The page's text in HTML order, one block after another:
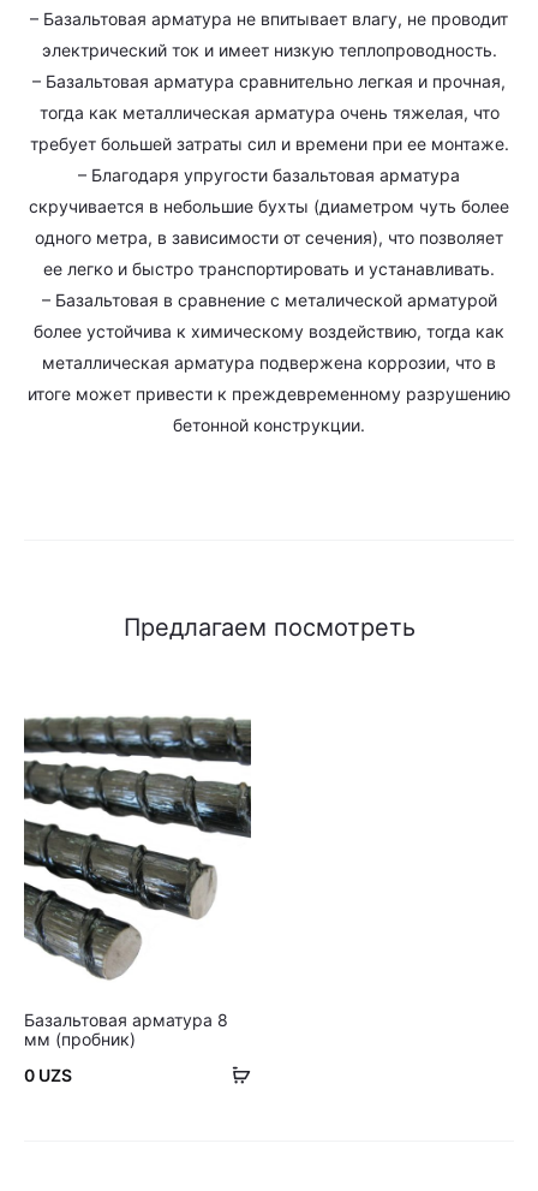
– Базальтовая арматура не впитывает влагу, не проводит
электрический ток и имеет низкую теплопроводность.
– Базальтовая арматура сравнительно легкая и прочная,
тогда как металлическая арматура очень тяжелая, что
требует большей затраты сил и времени при ее монтаже.
– Благодаря упругости базальтовая арматура
скручивается в небольшие бухты (диаметром чуть более
одного метра, в зависимости от сечения), что позволяет
ее легко и быстро транспортировать и устанавливать.
– Базальтовая в сравнение с металической арматурой
более устойчива к химическому воздействию, тогда как
металлическая арматура подвержена коррозии, что в
итоге может привести к преждевременному разрушению
бетонной конструкции.
Предлагаем посмотреть
В
Базальтовая арматура 8
мм (пробник)
0 UZS